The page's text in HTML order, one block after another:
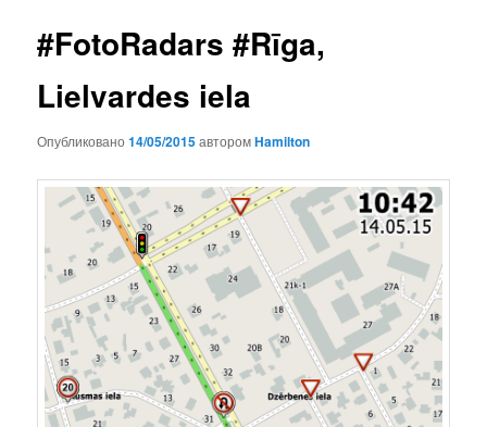
#FotoRadars #Rīga,
Lielvardes iela
Опубликовано14/05/2015авторомHamilton